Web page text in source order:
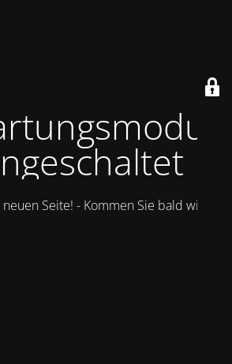
Seite! - Kommen Sie bald wieder.